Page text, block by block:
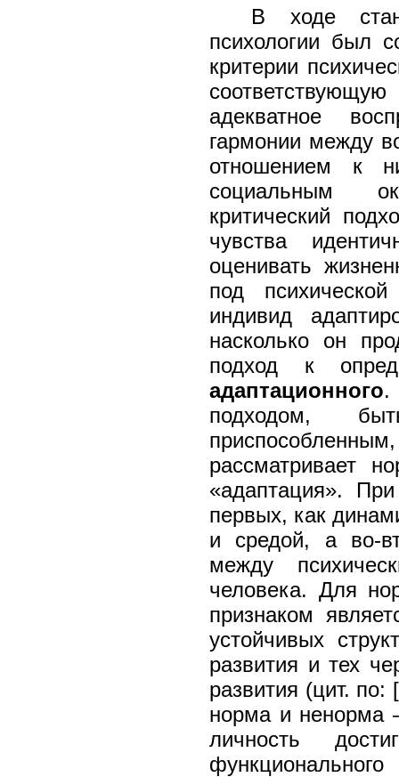
В ходе
психологии был
критерии
адекватное
гармонии между
отношением к
социальным
критический
чувства
оценивать
под
индивид
насколько он
подход к
адаптационного.
подходом,
рассматривает
«адаптация».
первых, как
и средой, а во-
между
человека. Для
признаком
устойчивых
развития и тех
развития (цит.
норма и ненорма
личность